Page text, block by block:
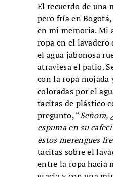
El recuerdo de una
pero fría en
en mi memoria. Mi
ropa en el
el agua jabonosa
atraviesa el patio.
con la ropa mojada
coloradas por el
tacitas de plástico
pregunto, “Señora,
espuma en su
estos merengues
tacitas sobre el
entre la ropa hacia